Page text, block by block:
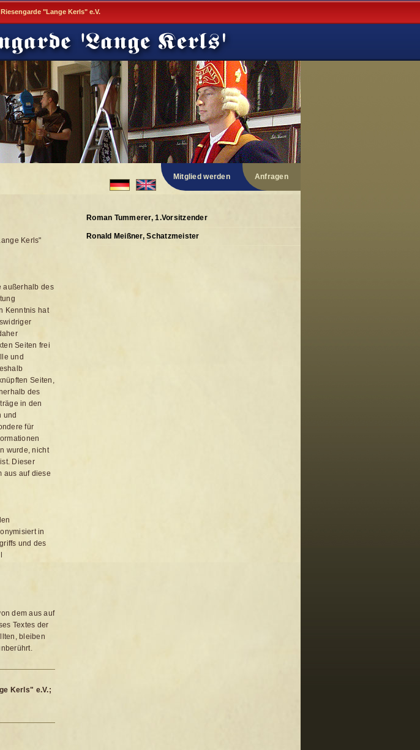
"Lange Kerls" e.V.
Mitglied werden Anfragen
Roman Tummerer, 1.Vorsitzender
Ronald Meißner, Schatzmeister
Kerls"
außerhalb des
Kenntnis hat
Seiten frei
und
Seiten,
des
in den
und
für
wurde, nicht
Dieser
aus auf diese
in
und des
dem aus auf
Textes der
bleiben
Kerls" e.V.;